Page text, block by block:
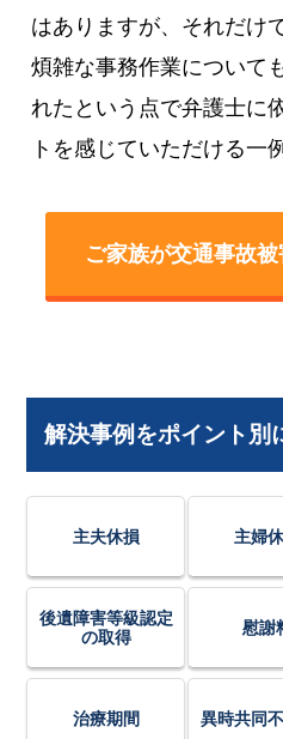
はありますが、それだけ
煩雑な事務作業について
れたという点で弁護士に
トを感じていただける一
ご家族が交通事故
解決事例をポイント別
主夫休損 主婦
後遺障害等級認定
の取得
慰謝
治療期間 異時共同